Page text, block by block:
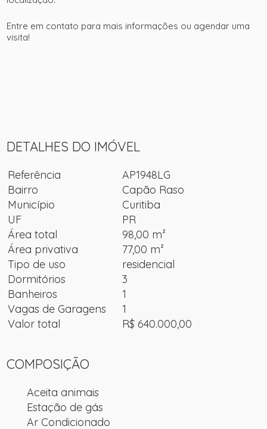
Entre em contato para mais informações ou agendar uma
visita!
DETALHES DO IMÓVEL
Referência
AP1948LG
Bairro
Capão Raso
Município
Curitiba
UF
PR
Área total
98,00 m²
Área privativa
77,00 m²
Tipo de uso
residencial
Dormitórios
3
Banheiros
1
Vagas de Garagens
1
Valor total
R$ 640.000,00
COMPOSIÇÃO
Aceita animais
Estação de gás
Ar Condicionado